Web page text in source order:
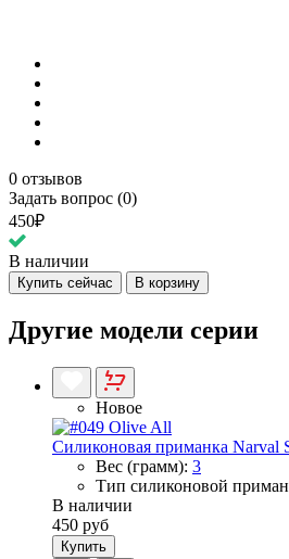
0 отзывов
Задать вопрос (0)
450₽
В наличии
Купить сейчас В корзину
Другие модели серии
Новое
Силиконовая приманка Narval
Вес (грамм): 3
Тип силиконовой
В наличии
450 руб
Купить